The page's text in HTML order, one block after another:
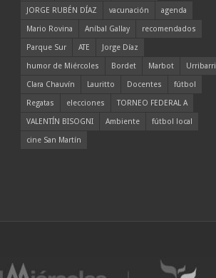
JORGE RUBÉN DÍAZ
vacunación
agenda
Mario Rovina
Aníbal Gallay
recomendados
Parque Sur
ATE
Jorge Díaz
humor de Miércoles
Bordet Marbot
Urribarri
Clara Chauvín
Lauritto Docentes
fútbol
Regatas
elecciones
TORNEO FEDERAL A
VALENTÍN BISOGNI
Ambiente
fútbol local
cine San Martín